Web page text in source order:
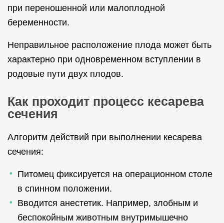
при переношенной или малоплодной
беременности.
Неправильное расположение плода может быть
характерно при одновременном вступлении в
родовые пути двух плодов.
Как проходит процесс кесарева
сечения
Алгоритм действий при выполнении кесарева
сечения:
Питомец фиксируется на операционном столе
в спинном положении.
Вводится анестетик. Например, злобным и
беспокойным животным внутримышечно